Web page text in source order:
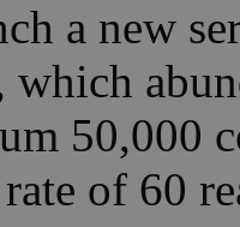
a new
50,000
of 60